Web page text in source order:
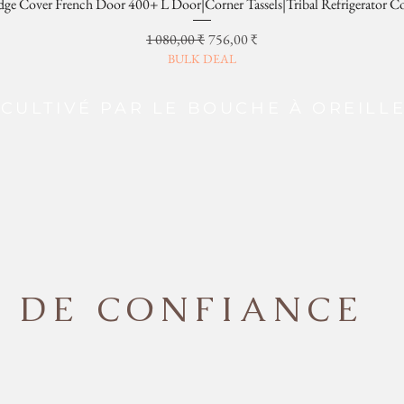
Prix original
1 080,00 ₹Prix promotionnel
756,00 ₹
BULK DEAL
DE CONFIANCE